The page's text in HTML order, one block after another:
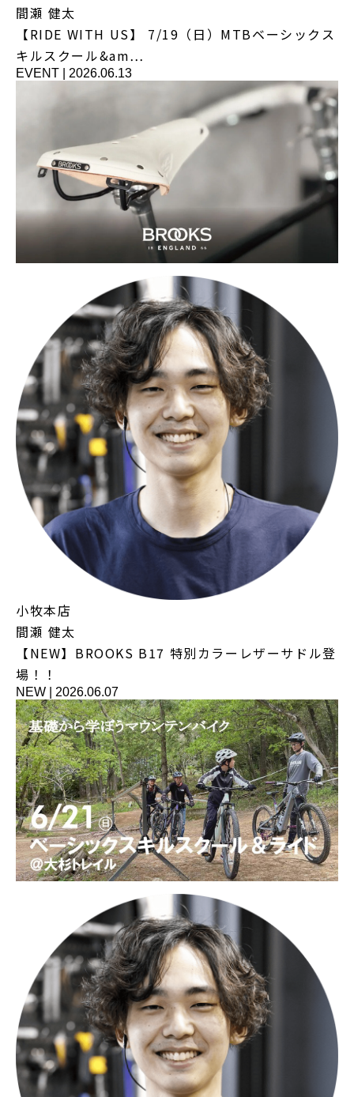
間瀬 健太
【RIDE WITH US】 7/19（日）MTBベーシックス
キルスクール&am…
EVENT 2026.06.13
小牧本店
間瀬 健太
【NEW】BROOKS B17 特別カラーレザーサドル登
場！！
NEW 2026.06.07